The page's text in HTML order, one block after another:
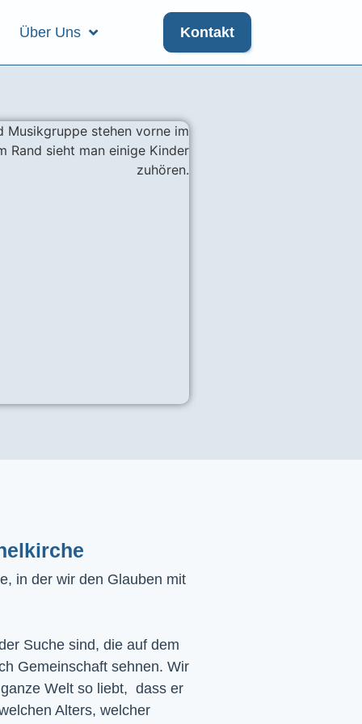
Über Uns Kontakt
in der wir den Glauben mit
Suche sind, die auf dem
Gemeinschaft sehnen. Wir
Welt so liebt, dass er
Alters, welcher